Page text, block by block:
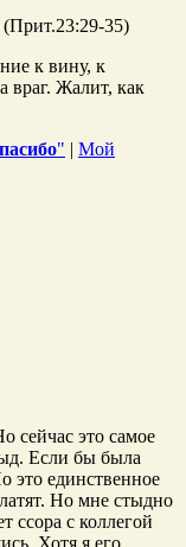
(Прит.23:29-35)
к вину, к
Жалит, как
" | Мой
сейчас это самое
Если бы была
это единственное
Но мне стыдно
ссора с коллегой
Хотя я его